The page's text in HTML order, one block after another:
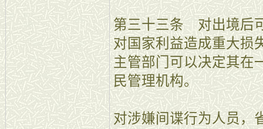
第三十三条 对出境后
对国家利益造成重大损
主管部门可以决定其在
民管理机构。
对涉嫌间谍行为人员，